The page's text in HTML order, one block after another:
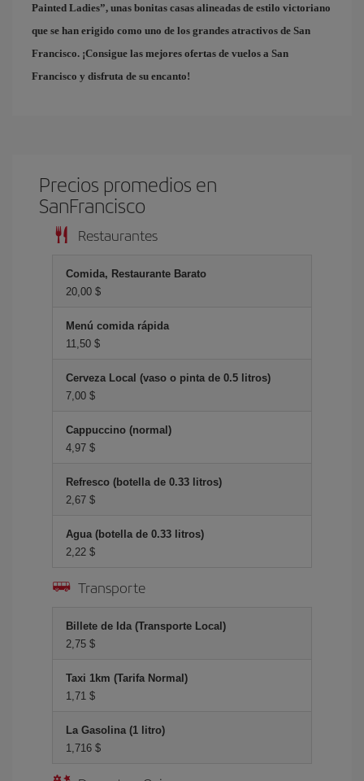
Painted Ladies”, unas bonitas casas alineadas de estilo victoriano
que se han erigido como uno de los grandes atractivos de San
Francisco. ¡Consigue las mejores ofertas de vuelos a San
Francisco y disfruta de su encanto!
Precios promedios en
SanFrancisco
Restaurantes
Comida, Restaurante Barato
20,00 $
Menú comida rápida
11,50 $
Cerveza Local (vaso o pinta de 0.5 litros)
7,00 $
Cappuccino (normal)
4,97 $
Refresco (botella de 0.33 litros)
2,67 $
Agua (botella de 0.33 litros)
2,22 $
Transporte
Billete de Ida (Transporte Local)
2,75 $
Taxi 1km (Tarifa Normal)
1,71 $
La Gasolina (1 litro)
1,716 $